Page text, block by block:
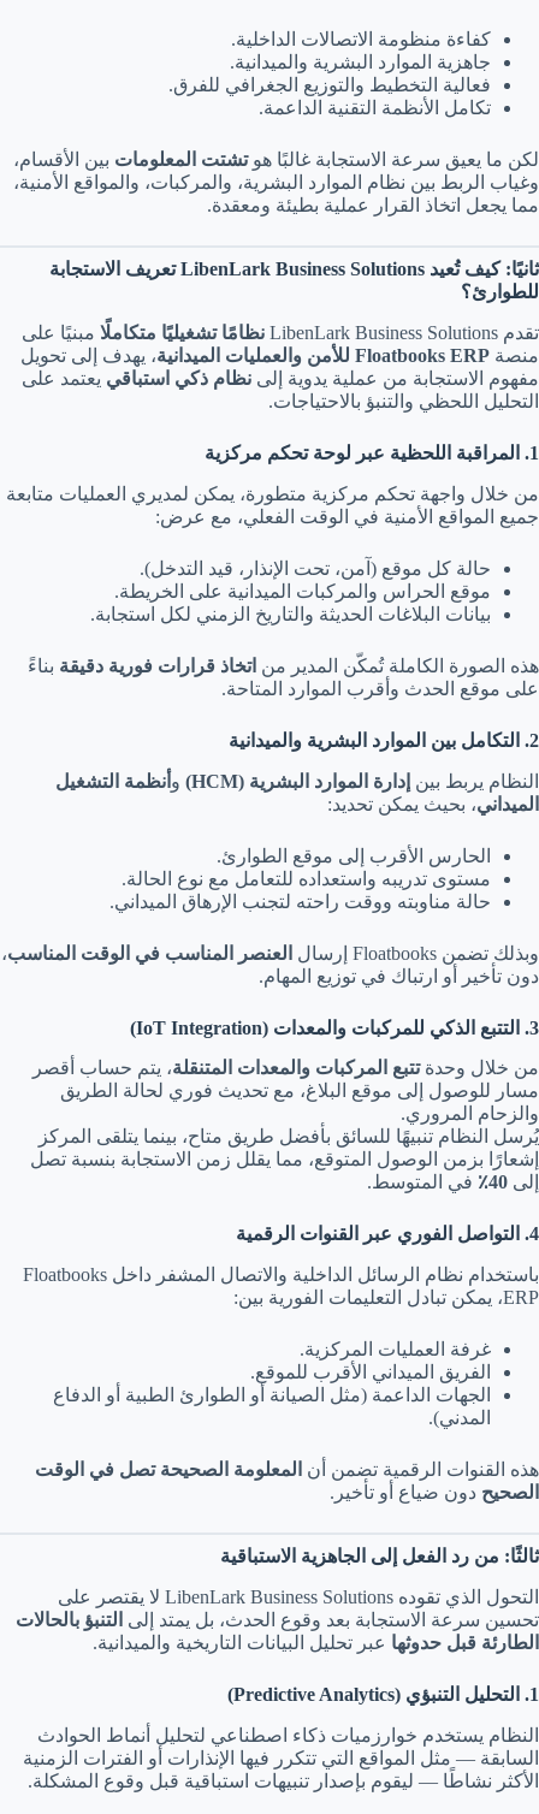
كفاءة منظومة الاتصالات الداخلية.
جاهزية الموارد البشرية والميدانية.
فعالية التخطيط والتوزيع الجغرافي للفرق.
تكامل الأنظمة التقنية الداعمة.
لكن ما يعيق سرعة الاستجابة غالبًا هوتشتت المعلومات بين الأقسام،
وغياب الربط بين نظام الموارد البشرية، والمركبات، والمواقع الأمنية،
مما يجعل اتخاذ القرار عملية بطيئة ومعقدة.
ثانيًا: كيف تُعيد LibenLark Business Solutions تعريف الاستجابة
للطوارئ؟
تقدم LibenLark Business Solutions
نظامًا تشغيليًا متكاملًا مبنيًا على
منصة Floatbooks ERP للأمن والعمليات الميدانية
، يهدف إلى تحويل
مفهوم الاستجابة من عملية يدوية إلى نظام ذكي استباقي يعتمد على
التحليل اللحظي والتنبؤ بالاحتياجات.
1. المراقبة اللحظية عبر لوحة تحكم مركزية
من خلال واجهة تحكم مركزية متطورة، يمكن لمديري العمليات متابعة
جميع المواقع الأمنية في الوقت الفعلي، مع عرض:
حالة كل موقع (آمن، تحت الإنذار، قيد التدخل).
موقع الحراس والمركبات الميدانية على الخريطة.
بيانات البلاغات الحديثة والتاريخ الزمني لكل استجابة.
هذه الصورة الكاملة تُمكّن المدير من اتخاذ قرارات فورية دقيقة بناءً
على موقع الحدث وأقرب الموارد المتاحة.
2. التكامل بين الموارد البشرية والميدانية
النظام يربط بين إدارة الموارد البشرية (HCM) و أنظمة التشغيل
الميداني، بحيث يمكن تحديد:
الحارس الأقرب إلى موقع الطوارئ.
مستوى تدريبه واستعداده للتعامل مع نوع الحالة.
حالة مناوبته ووقت راحته لتجنب الإرهاق الميداني.
وبذلك تضمن Floatbooks إرسال العنصر المناسب في الوقت المناسب،
دون تأخير أو ارتباك في توزيع المهام.
3. التتبع الذكي للمركبات والمعدات (IoT Integration)
من خلال وحدةتتبع المركبات والمعدات المتنقلة، يتم حساب أقصر
مسار للوصول إلى موقع البلاغ، مع تحديث فوري لحالة الطريق
والزحام المروري.
يُرسل النظام تنبيهًا للسائق بأفضل طريق متاح، بينما يتلقى المركز
إشعارًا بزمن الوصول المتوقع، مما يقلل زمن الاستجابة بنسبة تصل
إلى 40٪ في المتوسط.
4. التواصل الفوري عبر القنوات الرقمية
باستخدام نظام الرسائل الداخلية والاتصال المشفر داخل Floatbooks
ERP، يمكن تبادل التعليمات الفورية بين:
غرفة العمليات المركزية.
الفريق الميداني الأقرب للموقع.
الجهات الداعمة (مثل الصيانة أو الطوارئ الطبية أو الدفاع
المدني).
هذه القنوات الرقمية تضمن أن المعلومة الصحيحة تصل في الوقت
الصحيح دون ضياع أو تأخير.
ثالثًا: من رد الفعل إلى الجاهزية الاستباقية
التحول الذي تقوده LibenLark Business Solutions لا يقتصر على
تحسين سرعة الاستجابة بعد وقوع الحدث، بل يمتد إلى التنبؤ بالحالات
الطارئة قبل حدوثها عبر تحليل البيانات التاريخية والميدانية.
1. التحليل التنبؤي (Predictive Analytics)
النظام يستخدم خوارزميات ذكاء اصطناعي لتحليل أنماط الحوادث
السابقة — مثل المواقع التي تتكرر فيها الإنذارات أو الفترات الزمنية
الأكثر نشاطًا — ليقوم بإصدار تنبيهات استباقية قبل وقوع المشكلة.